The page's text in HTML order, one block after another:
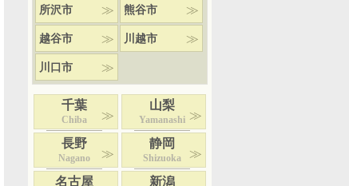
所沢市 熊谷市
越谷市 川越市
川口市
千葉
Chiba
山梨
Yamanashi
長野
Nagano
静岡
Shizuoka
名古屋 新潟